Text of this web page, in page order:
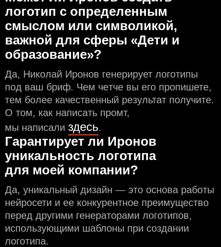
логотип с определeнным
смыслом или символикой,
важной для сферы «Дети и
образование»?
Да, Николай Иронов генерирует логотипы
под ваш бриф. Чем чeтче вы его пропишете,
тем более качественный результат получите.
О том, как написать промт,
мы написали здесь.
Гарантирует ли Иронов
уникальность логотипа
для моей компании?
Да, уникальный дизайн — это основа работы
нейросети и еe конкурентное преимущество
перед другими генераторами логотипов,
использующими шаблоны при создании
логотипа.